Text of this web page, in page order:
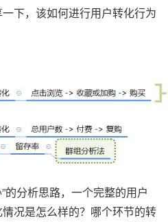
下，该如何进行用户转化行为
的分析思路，一个完整的用户
况是怎么样的？哪个环节的转